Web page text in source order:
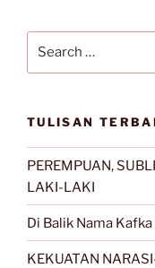
TULISAN
PEREMPUAN,
LAKI-LAKI
Di Balik Nama
KEKUATAN